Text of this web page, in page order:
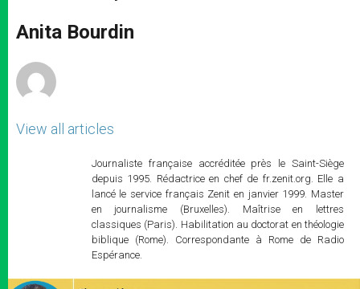
p
p
g
e
o
k
r
Anita Bourdin
View all articles
Journaliste française accréditée près le Saint-Siège
depuis 1995. Rédactrice en chef de fr.zenit.org. Elle a
lancé le service français Zenit en janvier 1999. Master
en journalisme (Bruxelles). Maîtrise en lettres
classiques (Paris). Habilitation au doctorat en théologie
biblique (Rome). Correspondante à Rome de Radio
Espérance.